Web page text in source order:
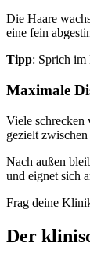
Die Haare
eine fein
Tipp: Sprich im
Maximale
Viele schrecken
gezielt
Nach außen
und eignet sich
Frag deine
Der